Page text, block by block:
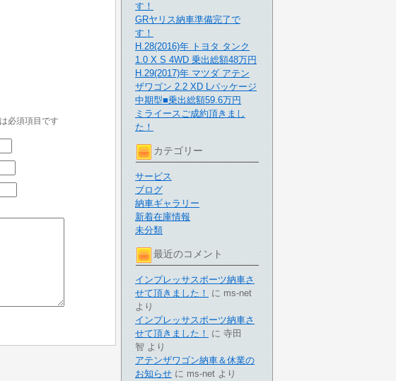
す！
GRヤリス納車準備完了で
す！
H.28(2016)年 トヨタ タンク
1.0 X S 4WD 乗出総額48万円
H.29(2017)年 マツダ アテン
ザワゴン 2.2 XD Lパッケージ
中期型■乗出総額59.6万円
ミライースご成約頂きまし
た！
カテゴリー
サービス
ブログ
納車ギャラリー
新着在庫情報
未分類
最近のコメント
インプレッサスポーツ納車さ
せて頂きました！
に ms-net
より
インプレッサスポーツ納車さ
せて頂きました！
に 寺田
智 より
アテンザワゴン納車＆休業の
お知らせ に ms-net より
必須項目です